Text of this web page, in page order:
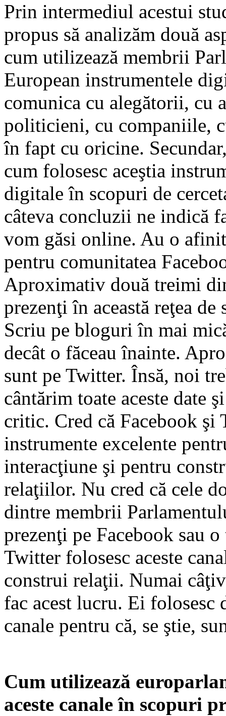
Prin intermediul acestui
propus să analizăm două
cum utilizează membrii
European instrumentele
comunica cu alegătorii, cu
politicieni, cu companiile,
în fapt cu oricine.
cum folosesc aceştia
digitale în scopuri de
câteva concluzii ne indică
vom găsi online. Au o
pentru comunitatea
Aproximativ două treimi
prezenţi în această reţea de
Scriu pe bloguri în mai
decât o făceau înainte.
sunt pe Twitter. Însă, noi
cântărim toate aceste date
critic. Cred că Facebook şi
instrumente excelente
interacţiune şi pentru
relaţiilor. Nu cred că cele
dintre membrii
prezenţi pe Facebook sau
Twitter folosesc aceste
construi relaţii. Numai
fac acest lucru. Ei folosesc
canale pentru că, se ştie,
Cum utilizează
aceste canale în scopuri